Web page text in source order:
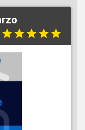
starstarstarstarstar